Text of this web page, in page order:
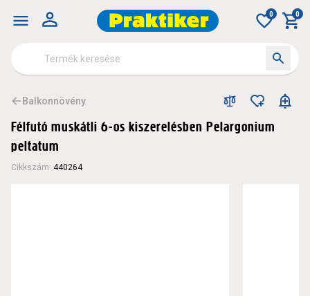
0 0
Balkonnövény
Félfutó muskátli 6-os kiszerelésben Pelargonium
peltatum
Cikkszám: 440264